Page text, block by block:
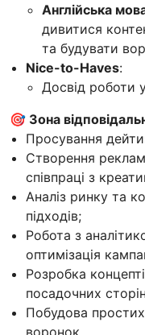
Англійська
дивитися
та будувати
Nice-to-Haves:
Досвід роботи
🎯 Зона
Просування
Створення
співпраці з
Аналіз ринку та
підходів;
Робота з
оптимізація
Розробка
посадочних
Побудова